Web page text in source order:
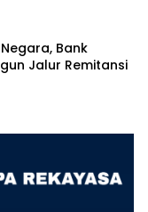
Bank
Jalur Remitansi